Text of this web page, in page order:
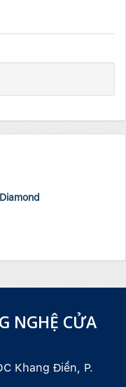
NGHỆ CỬA
Khang Điền, P.